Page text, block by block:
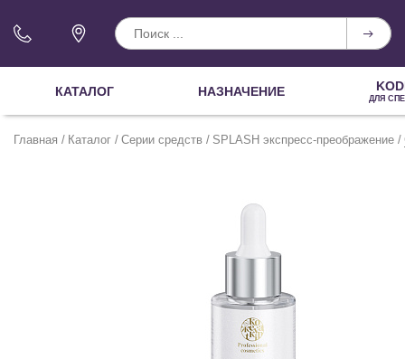
КАТАЛОГ НАЗНАЧЕНИЕ
ДЛЯ
Главная Каталог Серии средств SPLASH экспресс-преображение